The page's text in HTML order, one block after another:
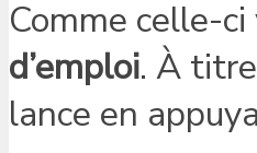
Comme celle-
d’emploi. À
lance en